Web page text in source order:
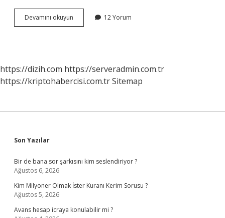
Devamını okuyun
Ayini
12 Yorum
https://dizih.com https://serveradmin.com.tr
https://kriptohabercisi.com.trSitemap
Sidebar
Son Yazılar
Bir de bana sor şarkısını kim seslendiriyor ?
Ağustos 6, 2026
Kim Milyoner Olmak İster Kuranı Kerim Sorusu ?
Ağustos 5, 2026
Avans hesap icraya konulabilir mi ?